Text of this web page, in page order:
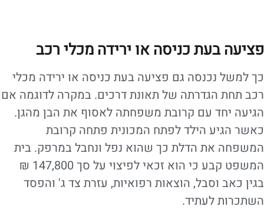
פציעה בעת כניסה או ירידה מכלי רכב
כך למשל נכנסה גם פציעה בעת כניסה או ירידה מכלי
רכב תחת הגדרתה של תאונת דרכים. במקרה לדוגמה אם
הגיעה יחד עם קרובת משפחתה לאסוף את הבן מהגן.
כאשר הגיע הילד לפתח המכונית פתחה קרובת
המשפחה את הדלת כך שהוא נפל ונחבל במרפק. בית
המשפט קבע כי הוא זכאי לפיצוי על סך 147,800 ₪
בגין כאב וסבל, הוצאות רפואיות, עזרת צד ג' והפסד
השתכרות לעתיד.